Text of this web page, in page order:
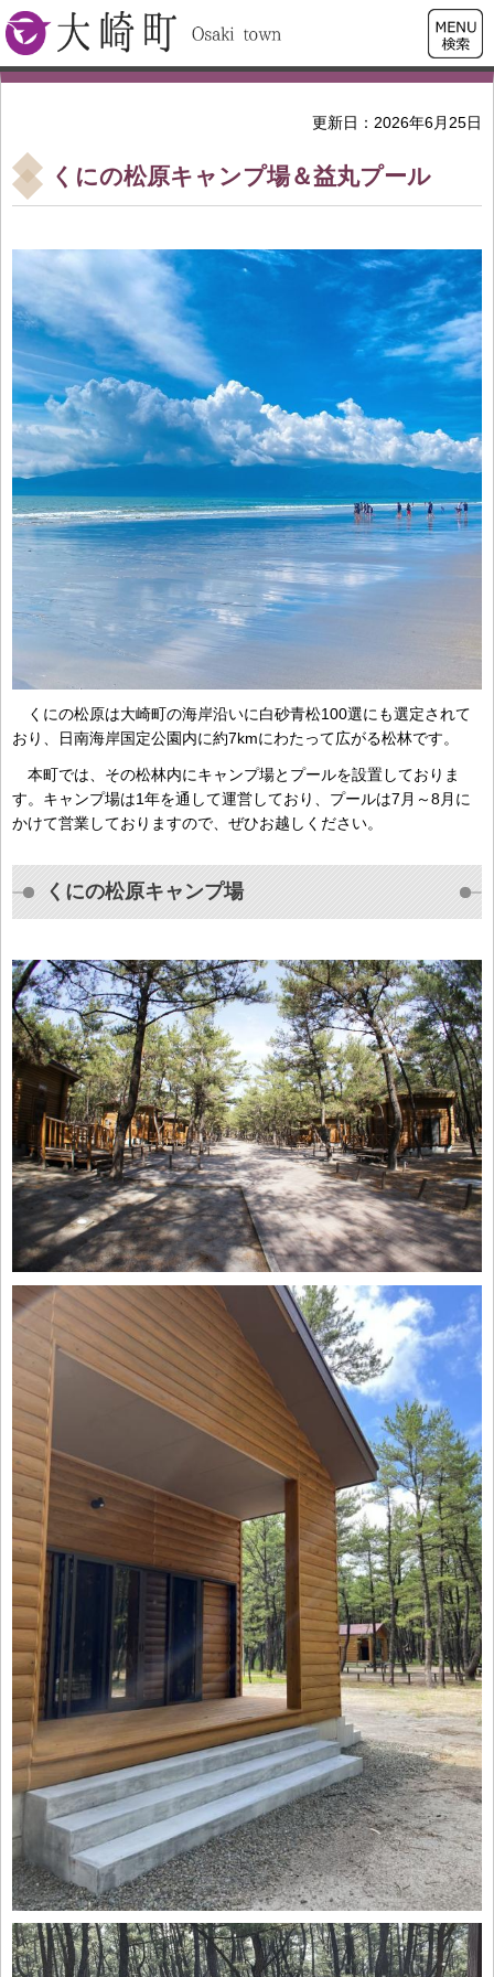
大崎町
検索・
共通メ
ニュー
更新日：2026年6月25日
くにの松原キャンプ場＆益丸プール
くにの松原は大崎町の海岸沿いに白砂青松100選にも選定されて
おり、日南海岸国定公園内に約7kmにわたって広がる松林です。
本町では、その松林内にキャンプ場とプールを設置しておりま
す。キャンプ場は1年を通して運営しており、プールは7月～8月に
かけて営業しておりますので、ぜひお越しください。
くにの松原キャンプ場